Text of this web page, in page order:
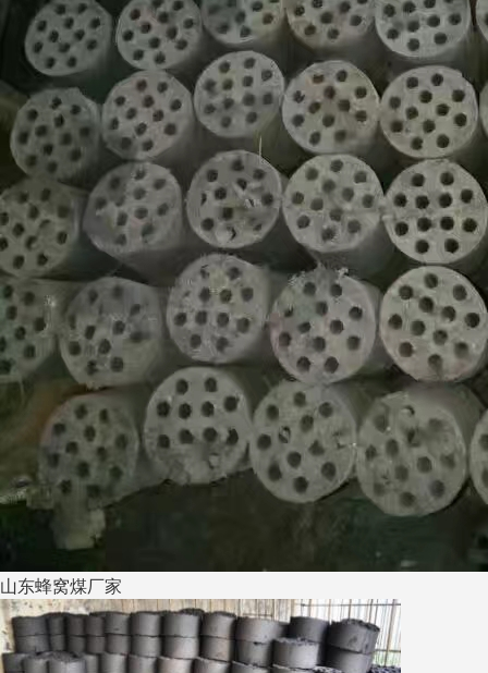
山东蜂窝煤厂家